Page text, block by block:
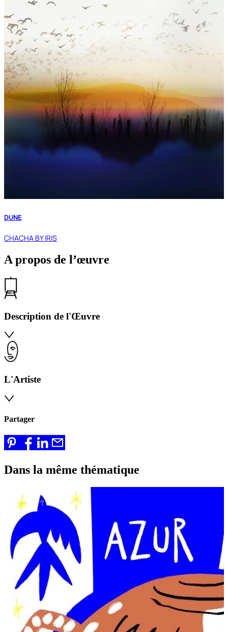
DUNE
CHACHA BY IRIS
A propos de l’œuvre
Description de l'Œuvre
L'Artiste
Partager
Dans la même thématique